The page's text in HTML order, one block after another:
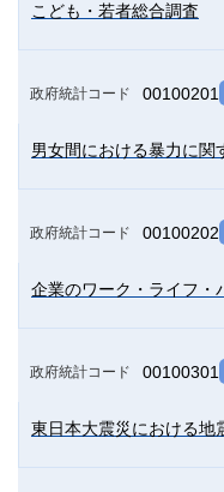
こども・若者総合調査
政府統計コード 00100201
男女間における暴力に関
政府統計コード 00100202
企業のワーク・ライフ・
政府統計コード 00100301
東日本大震災における地